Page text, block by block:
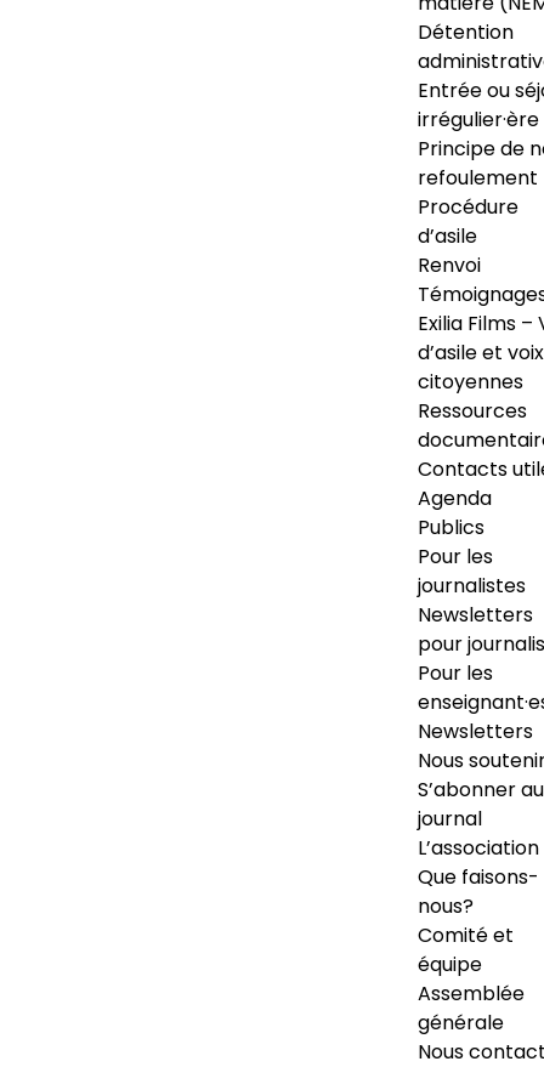
Détention
Entrée ou
irrégulier·ère
Principe de
refoulement
Procédure
d’asile
Renvoi
Exilia Films –
d’asile et voix
citoyennes
Ressources
Contacts
Agenda
Publics
Pour les
journalistes
Newsletters
pour
Pour les
Newsletters
Nous
S’abonner au
journal
L’association
Que faisons-
nous?
Comité et
équipe
Assemblée
générale
Nous